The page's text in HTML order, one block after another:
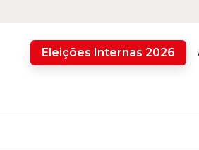
Eleições Internas 2026